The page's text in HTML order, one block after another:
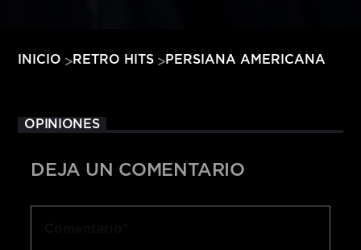
Hits – 96.5 FM
INICIO RETRO HITS PERSIANA AMERICANA
OPINIONES
DEJA UN COMENTARIO